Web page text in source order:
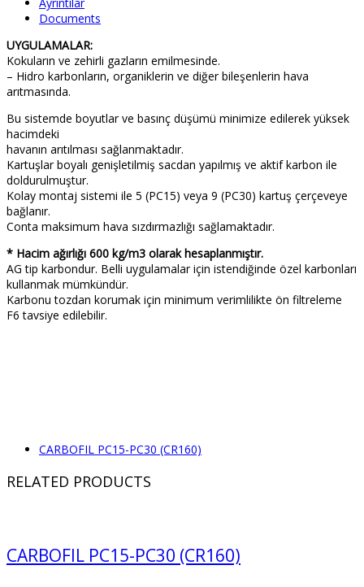
Documents
UYGULAMALAR:
Kokuların ve zehirli gazların emilmesinde.
– Hidro karbonların, organiklerin ve diğer bileşenlerin hava
arıtmasında.
Bu sistemde boyutlar ve basınç düşümü minimize edilerek yüksek
hacimdeki
havanın arıtılması sağlanmaktadır.
Kartuşlar boyalı genişletilmiş sacdan yapılmış ve aktif karbon ile
doldurulmuştur.
Kolay montaj sistemi ile 5 (PC15) veya 9 (PC30) kartuş çerçeveye
bağlanır.
Conta maksimum hava sızdırmazlığı sağlamaktadır.
* Hacim ağırlığı 600 kg/m3 olarak hesaplanmıştır.
AG tip karbondur. Belli uygulamalar için istendiğinde özel karbonları
kullanmak mümkündür.
Karbonu tozdan korumak için minimum verimlilikte ön filtreleme
F6 tavsiye edilebilir.
CARBOFIL PC15-PC30 (CR160)
RELATED PRODUCTS
CARBOFIL PC15-PC30 (CR160)